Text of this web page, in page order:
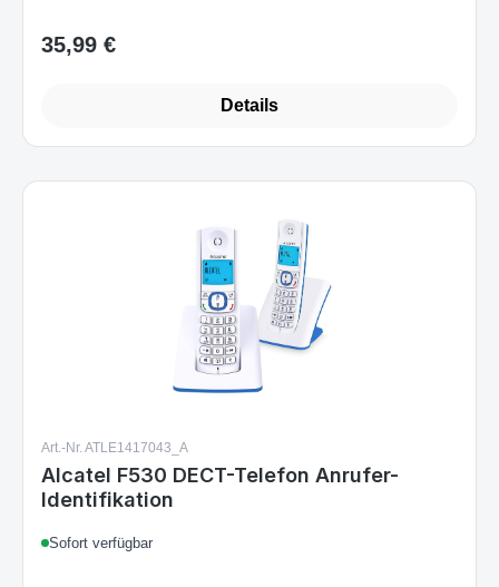
Regulärer Preis:
35,99 €
Details
Art.-Nr. ATLE1417043_A
Alcatel F530 DECT-Telefon Anrufer-
Identifikation
Sofort verfügbar